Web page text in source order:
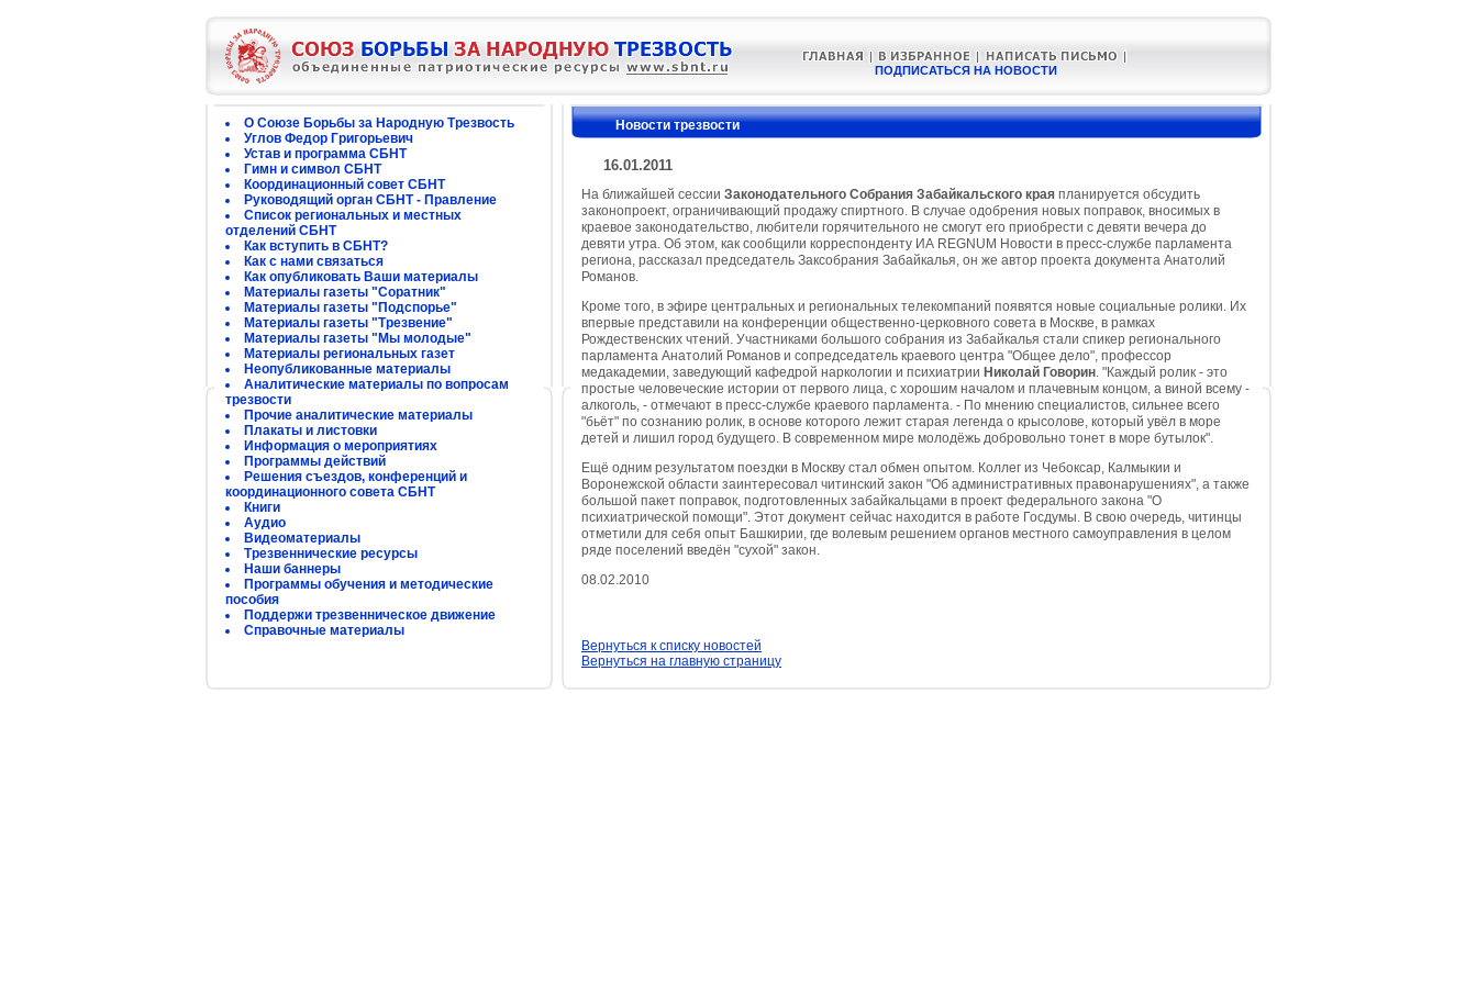
ПОДПИСАТЬСЯ НА НОВОСТИ
О Союзе Борьбы за Народную Трезвость
Углов Федор Григорьевич
Устав и программа СБНТ
Гимн и символ СБНТ
Координационный совет СБНТ
Руководящий орган СБНТ - Правление
Список региональных и местных
отделений СБНТ
Как вступить в СБНТ?
Как с нами связаться
Как опубликовать Ваши материалы
Материалы газеты "Соратник"
Материалы газеты "Подспорье"
Материалы газеты "Трезвение"
Материалы газеты "Мы молодые"
Материалы региональных газет
Неопубликованные материалы
Аналитические материалы по вопросам
трезвости
Прочие аналитические материалы
Плакаты и листовки
Информация о мероприятиях
Программы действий
Решения съездов, конференций и
координационного совета СБНТ
Книги
Аудио
Видеоматериалы
Трезвеннические ресурсы
Наши баннеры
Программы обучения и методические
пособия
Поддержи трезвенническое движение
Справочные материалы
Новости трезвости
16.01.2011
На ближайшей сессии Законодательного Собрания Забайкальского края планируется обсудить
законопроект, ограничивающий продажу спиртного. В случае одобрения новых поправок, вносимых в
краевое законодательство, любители горячительного не смогут его приобрести с девяти вечера до
девяти утра. Об этом, как сообщили корреспонденту ИА REGNUM Новости в пресс-службе парламента
региона, рассказал председатель Заксобрания Забайкалья, он же автор проекта документа Анатолий
Романов.
Кроме того, в эфире центральных и региональных телекомпаний появятся новые социальные ролики. Их
впервые представили на конференции общественно-церковного совета в Москве, в рамках
Рождественских чтений. Участниками большого собрания из Забайкалья стали спикер регионального
парламента Анатолий Романов и сопредседатель краевого центра "Общее дело", профессор
медакадемии, заведующий кафедрой наркологии и психиатрии Николай Говорин. "Каждый ролик - это
простые человеческие истории от первого лица, с хорошим началом и плачевным концом, а виной всему -
алкоголь, - отмечают в пресс-службе краевого парламента. - По мнению специалистов, сильнее всего
"бьёт" по сознанию ролик, в основе которого лежит старая легенда о крысолове, который увёл в море
детей и лишил город будущего. В современном мире молодёжь добровольно тонет в море бутылок".
Ещё одним результатом поездки в Москву стал обмен опытом. Коллег из Чебоксар, Калмыкии и
Воронежской области заинтересовал читинский закон "Об административных правонарушениях", а также
большой пакет поправок, подготовленных забайкальцами в проект федерального закона "О
психиатрической помощи". Этот документ сейчас находится в работе Госдумы. В свою очередь, читинцы
отметили для себя опыт Башкирии, где волевым решением органов местного самоуправления в целом
ряде поселений введён "сухой" закон.
08.02.2010
Вернуться к списку новостей
Вернуться на главную страницу